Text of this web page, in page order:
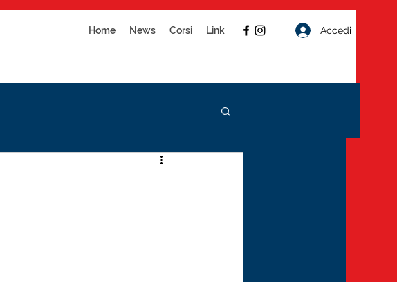
Home News Corsi Link Accedi